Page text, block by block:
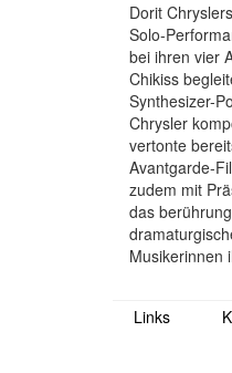
Dorit
Solo-
bei ihren vier
Chikiss
Synthesizer-
Chrysler
vertonte
Avantgarde-
zudem mit
das
Musikerinnen
Links